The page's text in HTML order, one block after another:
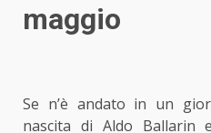
maggio
Se n’è andato in un
nascita di Aldo Ballarin